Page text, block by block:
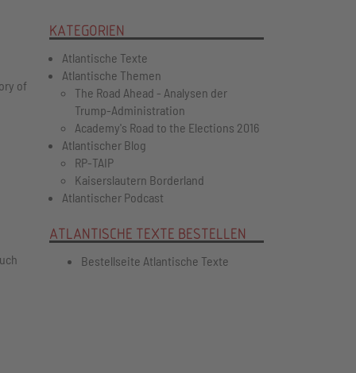
of
KATEGORIEN
Atlantische Texte
Atlantische Themen
The Road Ahead - Analysen der
Trump-Administration
Academy's Road to the Elections 2016
Atlantischer Blog
RP-TAIP
Kaiserslautern Borderland
Atlantischer Podcast
ATLANTISCHE TEXTE BESTELLEN
Bestellseite Atlantische Texte